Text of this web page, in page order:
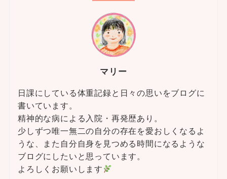
マリー
日課にしている体重記録と日々の思いをブログに
書いています。
精神的な病による入院・再発歴あり。
少しずつ唯一無二の自分の存在を愛おしくなるよ
うな、また自分自身を見つめる時間になるような
ブログにしたいと思っています。
よろしくお願いします